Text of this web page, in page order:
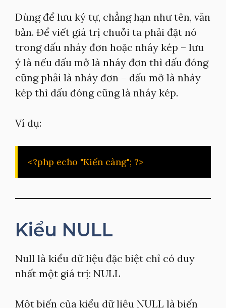
Dùng để lưu ký tự, chẳng hạn như tên, văn
bản. Để viết giá trị chuỗi ta phải đặt nó
trong dấu nháy đơn hoặc nháy kép – lưu
ý là nếu dấu mở là nháy đơn thì dấu đóng
cũng phải là nháy đơn – dấu mở là nháy
kép thì dấu đóng cũng là nháy kép.
Ví dụ:
<?php echo "Kiến càng"; ?>
Kiểu NULL
Null là kiểu dữ liệu đặc biệt chỉ có duy
nhất một giá trị: NULL
Một biến của kiểu dữ liệu NULL là biến